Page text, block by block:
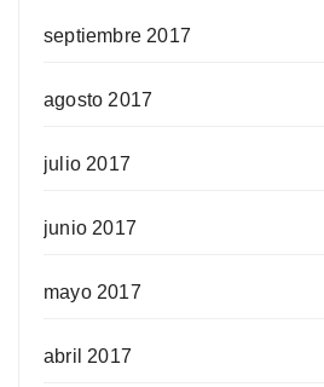
septiembre 2017
agosto 2017
julio 2017
junio 2017
mayo 2017
abril 2017